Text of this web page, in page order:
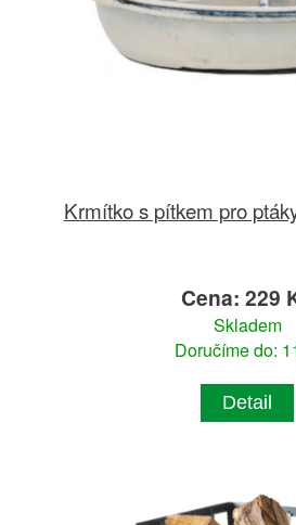
Krmítko s pítkem pro
Cena: 229
Skladem
Doručíme do:
Detail